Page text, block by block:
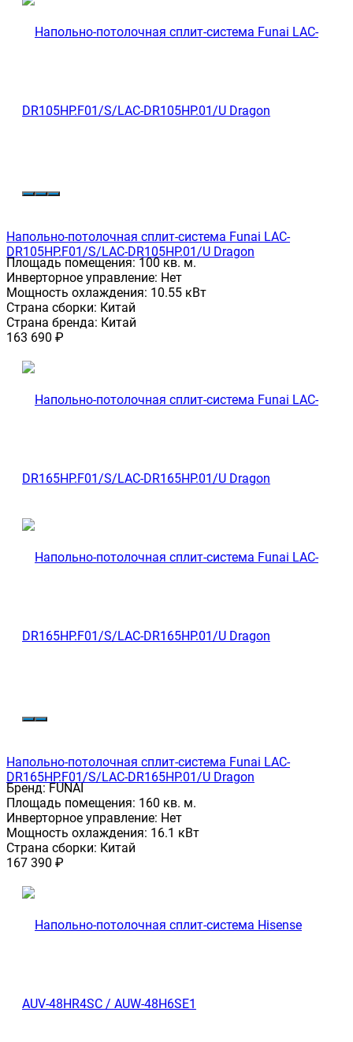
Напольно-потолочная сплит-система Funai LAC-
DR105HP.F01/S/LAC-DR105HP.01/U Dragon
Площадь помещения:100 кв. м.
Инверторное управление: Нет
Мощность охлаждения: 10.55 кВт
Страна сборки: Китай
Страна бренда: Китай
163 690 ₽
Напольно-потолочная сплит-система Funai LAC-
DR165HP.F01/S/LAC-DR165HP.01/U Dragon
Бренд:FUNAI
Площадь помещения: 160 кв. м.
Инверторное управление: Нет
Мощность охлаждения: 16.1 кВт
Страна сборки: Китай
167 390 ₽